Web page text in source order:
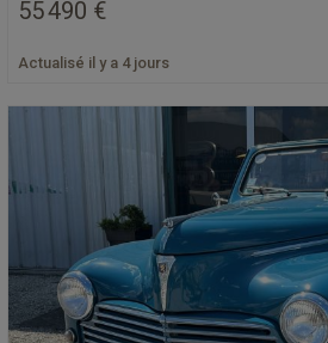
55 490 €
Actualisé il y a 4 jours